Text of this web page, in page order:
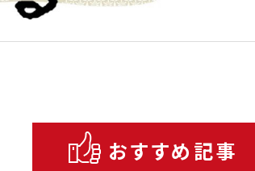
おすすめ記事